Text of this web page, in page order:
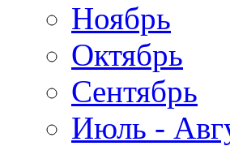
Ноябрь
Октябрь
Сентябрь
Июль -